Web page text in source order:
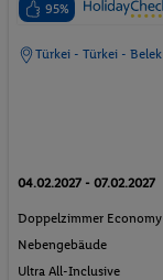
95%
Türkei - Türkei - Belek
04.02.2027 - 07.02.2027
Doppelzimmer Economy
Nebengebäude
Ultra All-Inclusive